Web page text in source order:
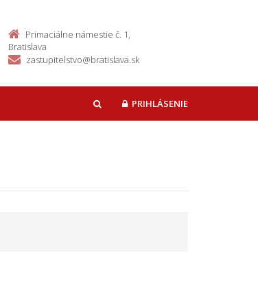
Primaciálne námestie č. 1,
Bratislava
zastupitelstvo@bratislava.sk
HĽADAŤPRIHLÁSENIE